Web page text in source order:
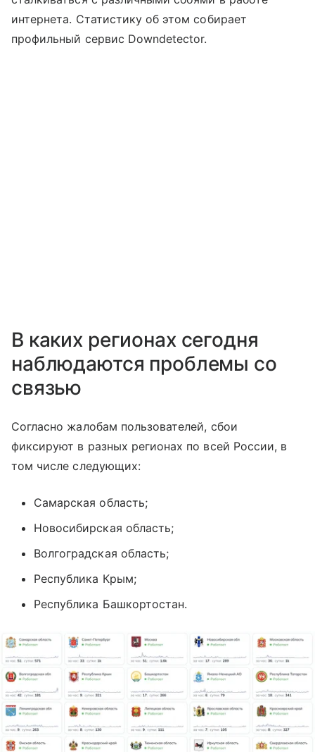
интернета. Статистику об этом собирает
профильный сервис Downdetector.
В каких регионах сегодня
наблюдаются проблемы со
связью
Согласно жалобам пользователей, сбои
фиксируют в разных регионах по всей России, в
том числе следующих:
Самарская область;
Новосибирская область;
Волгоградская область;
Республика Крым;
Республика Башкортостан.